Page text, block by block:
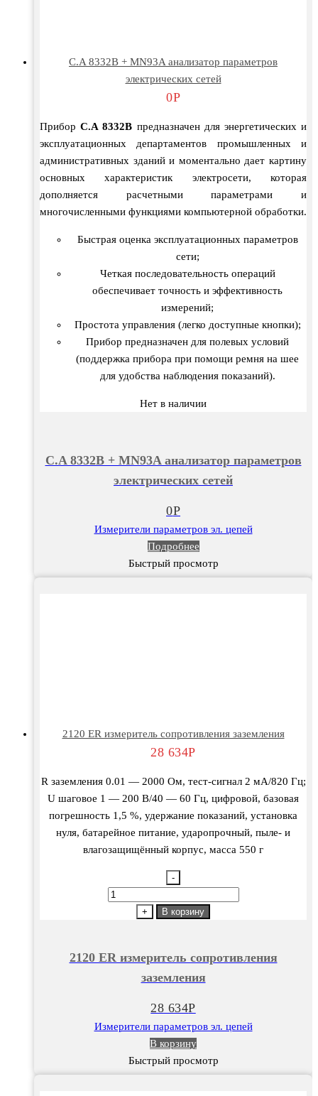
C.A 8332B + MN93A анализатор параметров
электрических сетей
0Р
ПриборC.A 8332B предназначен для энергетических и
эксплуатационных департаментов промышленных и
административных зданий и моментально дает картину
основных характеристик электросети, которая
дополняется расчетными параметрами и
многочисленными функциями компьютерной обработки.
Быстрая оценка эксплуатационных параметров
сети;
Четкая последовательность операций
обеспечивает точность и эффективность
измерений;
Простота управления (легко доступные кнопки);
Прибор предназначен для полевых условий
(поддержка прибора при помощи ремня на шее
для удобства наблюдения показаний).
Нет в наличии
C.A 8332B + MN93A анализатор параметров
электрических сетей
0Р
Измерители параметров эл. цепей
Подробнее
Быстрый просмотр
2120 ER измеритель сопротивления заземления
28 634Р
R заземления 0.01 — 2000 Ом, тест-сигнал 2 мА/820 Гц;
U шаговое 1 — 200 В/40 — 60 Гц, цифровой, базовая
погрешность 1,5 %, удержание показаний, установка
нуля, батарейное питание, ударопрочный, пыле- и
влагозащищённый корпус, масса 550 г
-
Количество
измеритель
сопротивления
+ В корзину
2120 ER измеритель сопротивления
заземления
28 634Р
Измерители параметров эл. цепей
В корзину
Быстрый просмотр